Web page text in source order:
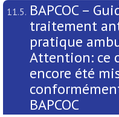
11.5. BAPCOC –
traitement
pratique
Attention: ce
encore été
BAPCOC